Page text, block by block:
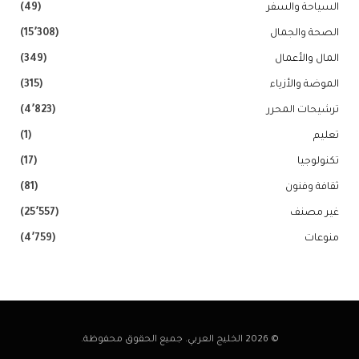
السياحة والسفر (49)
الصحة والجمال (15٬308)
المال والأعمال (349)
الموضة والأزياء (315)
ترشيحات المحرر (4٬823)
تعليم (1)
تكنولوجيا (17)
ثقافة وفنون (81)
غير مصنف (25٬557)
منوعات (4٬759)
© 2026 الخليج العربي. جميع الحقوق محفوظة.